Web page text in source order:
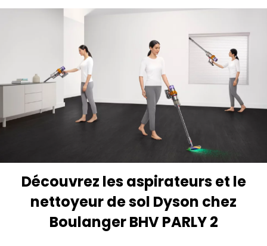
Découvrez les aspirateurs et le
nettoyeur de sol Dyson chez
Boulanger BHV PARLY 2